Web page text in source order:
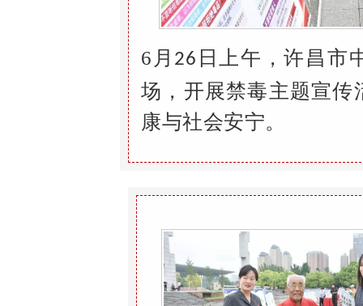
6 月 26 日上午，许昌市
场，开展禁毒主题宣传
康与社会安宁。